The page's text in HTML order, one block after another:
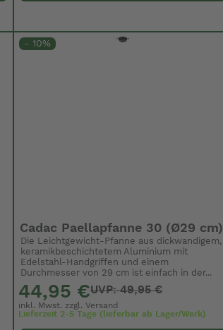
- 10%
Cadac Paellapfanne 30 (Ø29 cm)
Die Leichtgewicht-Pfanne aus dickwandigem,
keramikbeschichtetem Aluminium mit
Edelstahl-Handgriffen und einem
Durchmesser von 29 cm ist einfach in der...
44,95 €UVP: 49,95 €
inkl. Mwst. zzgl.Versand
Lieferzeit 2-5 Tage (lieferbar ab Lager/Werk)